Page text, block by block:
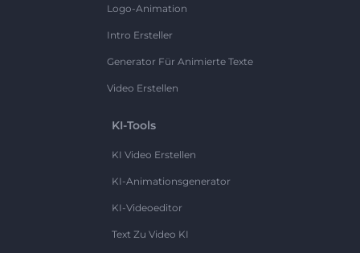
Logo-Animation
Intro Ersteller
Generator Für Animierte Texte
Video Erstellen
KI-Tools
KI Video Erstellen
KI-Animationsgenerator
KI-Videoeditor
Text Zu Video KI